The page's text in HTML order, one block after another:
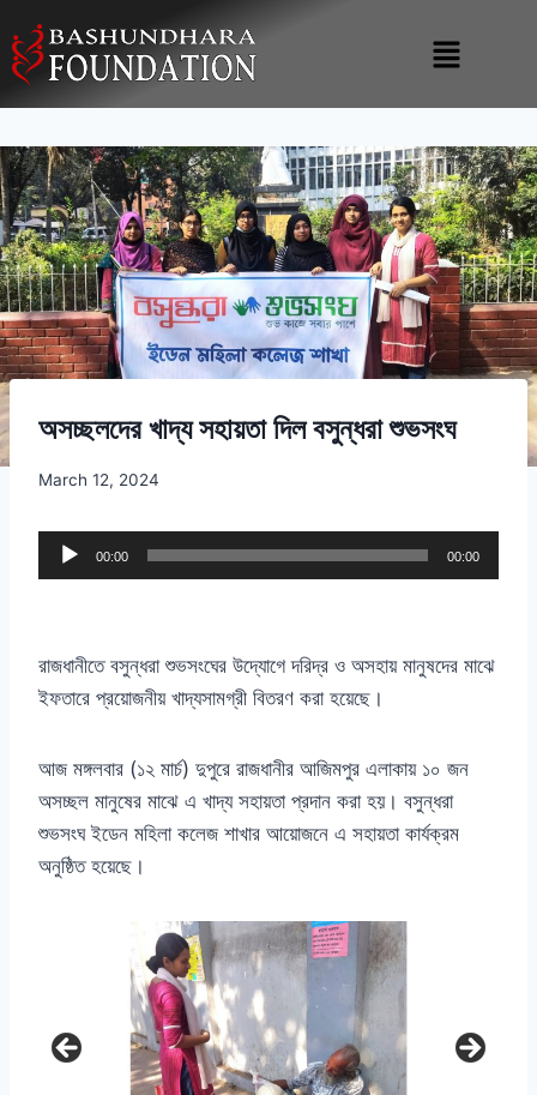
অসচ্ছলদের খাদ্য সহায়তা দিল বসুন্ধরা শুভসংঘ
March 12, 2024
u
o
P
a
y
e
r
00:00 00:00
রাজধানীতে বসুন্ধরা শুভসংঘের উদ্যোগে দরিদ্র ও অসহায় মানুষদের মাঝে
ইফতারে প্রয়োজনীয় খাদ্যসামগ্রী বিতরণ করা হয়েছে।
আজ মঙ্গলবার (১২ মার্চ) দুপুরে রাজধানীর আজিমপুর এলাকায় ১০ জন
অসচ্ছল মানুষের মাঝে এ খাদ্য সহায়তা প্রদান করা হয়। বসুন্ধরা
শুভসংঘ ইডেন মহিলা কলেজ শাখার আয়োজনে এ সহায়তা কার্যক্রম
অনুষ্ঠিত হয়েছে।